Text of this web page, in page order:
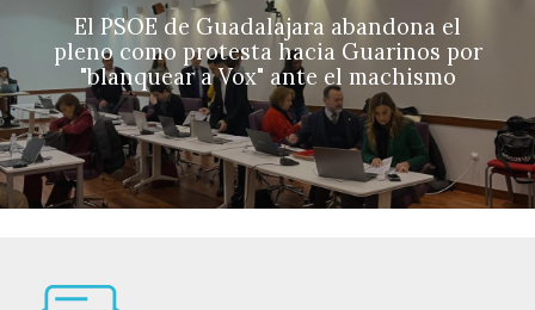
El PSOE de Guadalajara abandona el
pleno como protesta hacia Guarinos por
"blanquear a Vox" ante el machismo